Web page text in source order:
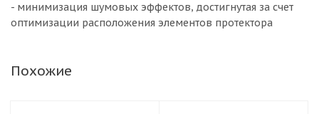
- минимизация шумовых эффектов, достигнутая за счет
оптимизации расположения элементов протектора
Похожие